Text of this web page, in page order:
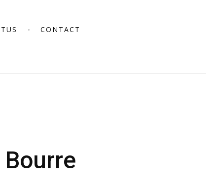
CONTACT